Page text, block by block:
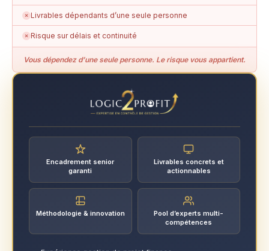
✗ Livrables dépendants d’une seule personne
✗ Risque sur délais et continuité
Vous dépendez d’une seule personne. Le risque vous appartient.
Encadrement senior
garanti
Livrables concrets et
actionnables
Méthodologie & innovation
Pool d’experts multi-
compétences